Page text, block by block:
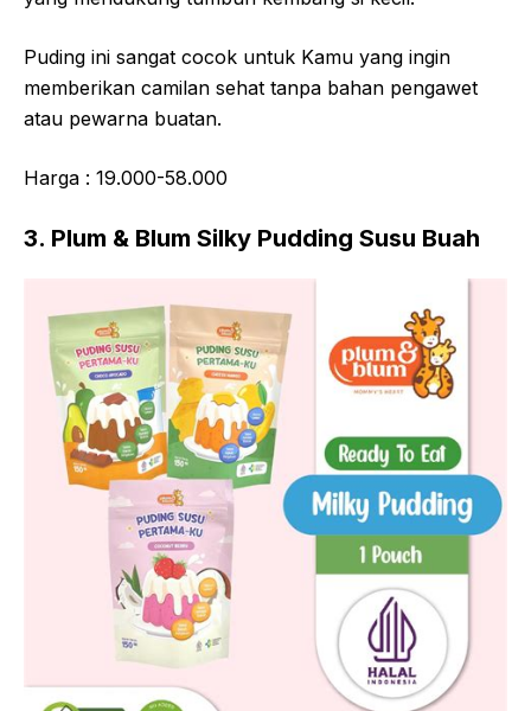
Puding ini sangat cocok untuk Kamu yang ingin
memberikan camilan sehat tanpa bahan pengawet
atau pewarna buatan.
Harga : 19.000-58.000
3. Plum & Blum Silky Pudding Susu Buah